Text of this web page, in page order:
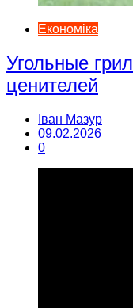
Економіка
Угольные
ценителей
Іван Мазур
09.02.2026
0